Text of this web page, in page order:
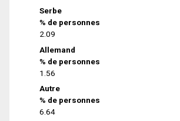
Serbe
% de personnes
2.09
Allemand
% de personnes
1.56
Autre
% de personnes
6.64